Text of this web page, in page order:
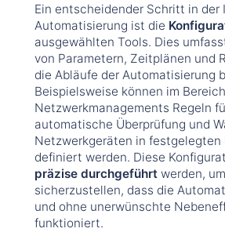
Ein entscheidender Schritt in der
Automatisierung ist die
ausgewählten Tools. Dies
von Parametern, Zeitplänen und
die Abläufe der Automatisierung
Beispielsweise können im
Netzwerkmanagements Regeln
automatische Überprüfung und
Netzwerkgeräten in festgelegten
definiert werden. Diese
präzise durchgeführtwerden, um
sicherzustellen, dass die
und ohne unerwünschte
funktioniert.